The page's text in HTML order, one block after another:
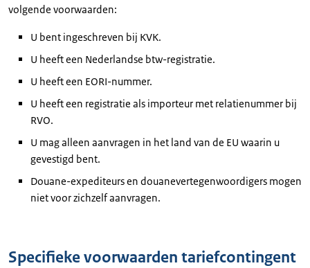
volgende voorwaarden:
U bent ingeschreven bij KVK.
U heeft een Nederlandse btw-registratie.
U heeft een EORI-nummer.
U heeft een registratie als importeur met relatienummer bij
RVO.
U mag alleen aanvragen in het land van de EU waarin u
gevestigd bent.
Douane-expediteurs en douanevertegenwoordigers mogen
niet voor zichzelf aanvragen.
Specifieke voorwaarden tariefcontingent